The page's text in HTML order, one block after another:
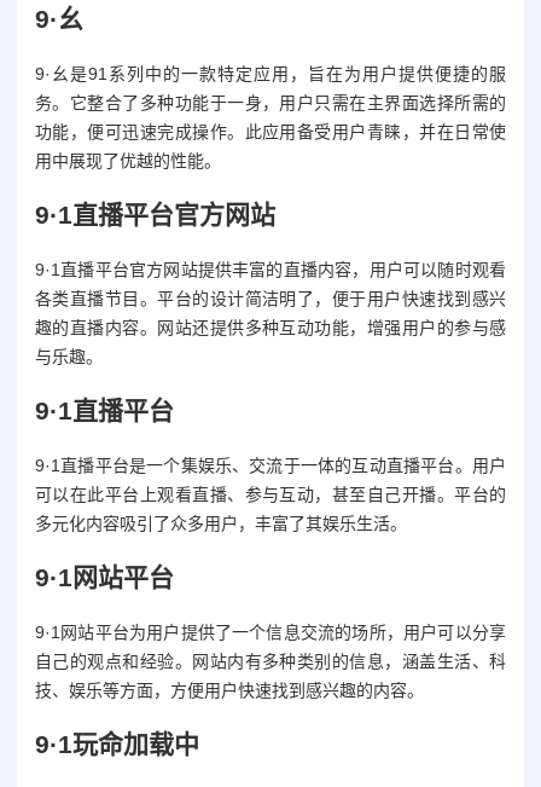
9·幺
9·幺是91系列中的一款特定应用，旨在为用户提供便捷的服
务。它整合了多种功能于一身，用户只需在主界面选择所需的
功能，便可迅速完成操作。此应用备受用户青睐，并在日常使
用中展现了优越的性能。
9·1直播平台官方网站
9·1直播平台官方网站提供丰富的直播内容，用户可以随时观看
各类直播节目。平台的设计简洁明了，便于用户快速找到感兴
趣的直播内容。网站还提供多种互动功能，增强用户的参与感
与乐趣。
9·1直播平台
9·1直播平台是一个集娱乐、交流于一体的互动直播平台。用户
可以在此平台上观看直播、参与互动，甚至自己开播。平台的
多元化内容吸引了众多用户，丰富了其娱乐生活。
9·1网站平台
9·1网站平台为用户提供了一个信息交流的场所，用户可以分享
自己的观点和经验。网站内有多种类别的信息，涵盖生活、科
技、娱乐等方面，方便用户快速找到感兴趣的内容。
9·1玩命加载中